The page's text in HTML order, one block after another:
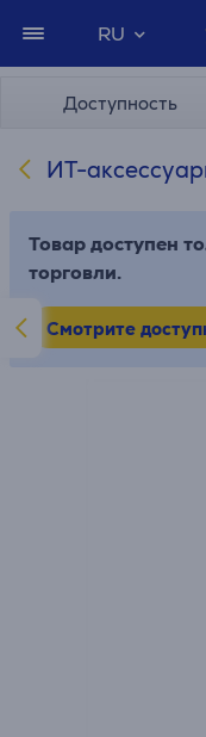
RU
Доступность
ИТ-
Товар доступен
торговли.
Смотрите